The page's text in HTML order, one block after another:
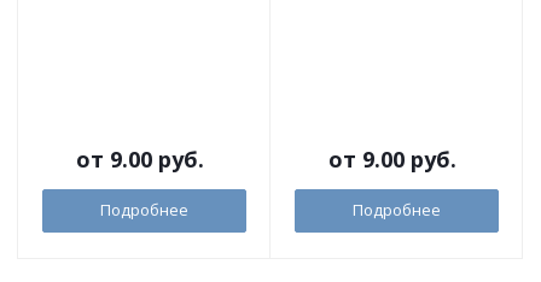
от 9.00 руб.
Подробнее
от 9.00 руб.
Подробнее